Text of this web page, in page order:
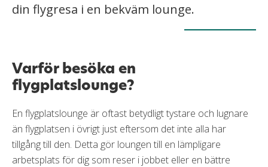
din flygresa i en bekväm lounge.
Varför besöka en
flygplatslounge?
En flygplatslounge är oftast betydligt tystare och lugnare
än flygplatsen i övrigt just eftersom det inte alla har
tillgång till den. Detta gör loungen till en lämpligare
arbetsplats för dig som reser i jobbet eller en bättre